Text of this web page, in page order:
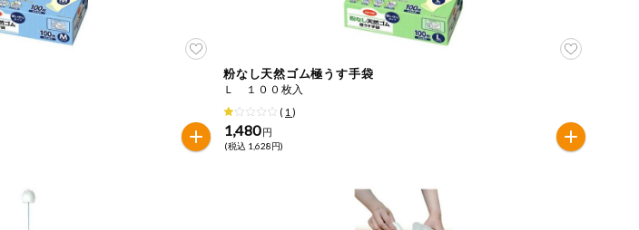
粉なし天然ゴム極うす手袋
Ｌ １００枚入
( 1 )
1,480 円
(税込 1,628円)